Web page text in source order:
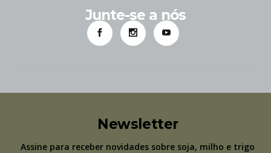
Junte-se a nós
Newsletter
Assine para receber novidades sobre soja, milho e trigo